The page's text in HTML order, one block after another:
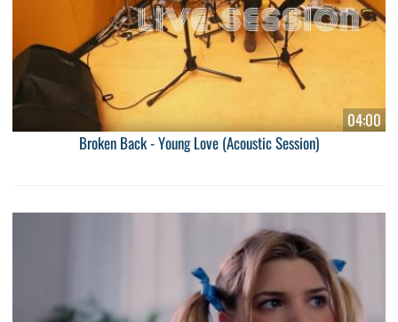
04:00
Broken Back - Young Love (Acoustic Session)